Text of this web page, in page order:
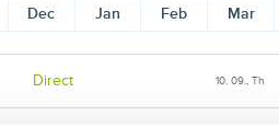
Dec Jan Feb Mar
Direct 10. 09., Th